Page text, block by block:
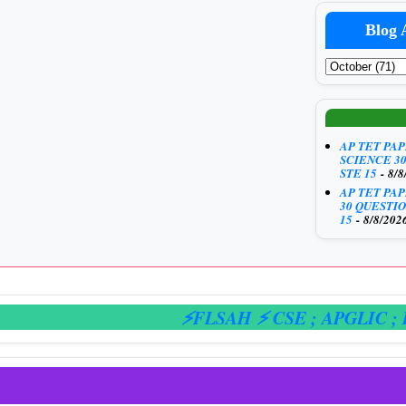
Blog
AP TET
SCIENCE
STE 15 - 8/
AP TET
30
15 - 8/8/
⚡FLSAH ⚡ CSE; APGLIC; E-